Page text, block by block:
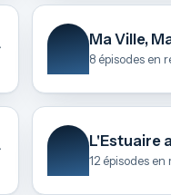
Ma Ville,
L'Estuaire